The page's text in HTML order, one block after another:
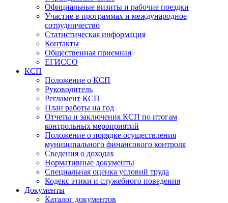
Официальные визиты и рабочие поездки
Участие в программах и международное
сотрудничество
Статистическая информация
Контакты
Общественная приемная
ЕГИССО
КСП
Положение о КСП
Руководитель
Регламент КСП
План работы на год
Отчеты и заключения КСП по итогам
контрольных мероприятий
Положение о порядке осуществления
муниципального финансового контроля
Сведения о доходах
Нормативные документы
Специальная оценка условий труда
Кодекс этики и служебного поведения
Документы
Каталог документов